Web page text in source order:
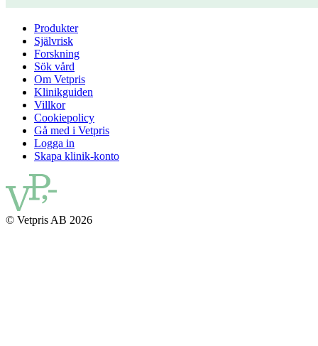
Produkter
Självrisk
Forskning
Sök vård
Om Vetpris
Klinikguiden
Villkor
Cookiepolicy
Gå med i Vetpris
Logga in
Skapa klinik-konto
© Vetpris AB 2026